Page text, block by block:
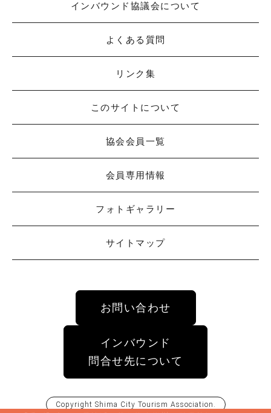
インバウンド協議会について
よくある質問
リンク集
このサイトについて
協会会員一覧
会員専用情報
フォトギャラリー
サイトマップ
お問い合わせ
インバウンド
問合せ先について
Copyright Shima City Tourism Association .